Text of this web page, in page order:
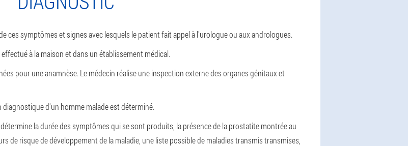
ces symptômes et signes avec lesquels le patient fait appel à l'urologue ou aux andrologues.
à la maison et dans un établissement médical.
pour une anamnèse. Le médecin réalise une inspection externe des organes génitaux et
diagnostique d'un homme malade est déterminé.
la durée des symptômes qui se sont produits, la présence de la prostatite montrée au
de risque de développement de la maladie, une liste possible de maladies transmis transmises,